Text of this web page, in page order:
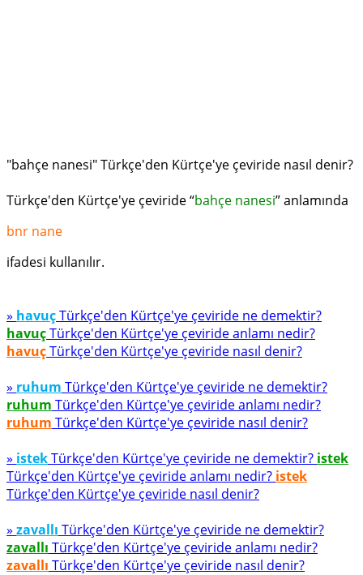
"bahçe nanesi" Türkçe'den Kürtçe'ye çeviride nasıl denir?
Türkçe'den Kürtçe'ye çeviride “bahçe nanesi” anlamında
bnr nane
ifadesi kullanılır.
» havuçTürkçe'den Kürtçe'ye çeviride ne demektir?
havuçTürkçe'den Kürtçe'ye çeviride anlamı nedir?
havuçTürkçe'den Kürtçe'ye çeviride nasıl denir?
» ruhum Türkçe'den Kürtçe'ye çeviride ne demektir?
ruhum Türkçe'den Kürtçe'ye çeviride anlamı nedir?
ruhum Türkçe'den Kürtçe'ye çeviride nasıl denir?
» istekTürkçe'den Kürtçe'ye çeviride ne demektir? istek
Türkçe'den Kürtçe'ye çeviride anlamı nedir? istek
Türkçe'den Kürtçe'ye çeviride nasıl denir?
» zavallı Türkçe'den Kürtçe'ye çeviride ne demektir?
zavallı Türkçe'den Kürtçe'ye çeviride anlamı nedir?
zavallı Türkçe'den Kürtçe'ye çeviride nasıl denir?